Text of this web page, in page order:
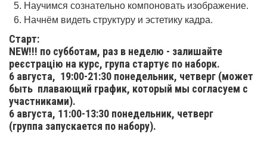
Научимся сознательно компоновать изображение.
Начнём видеть структуру и эстетику кадра.
Старт:
NEW!!! по субботам, раз в неделю - залишайте
реєстрацію на курс, група стартує по наборк.
6 августа, 19:00-21:30 понедельник, четверг (может
быть плавающий график, который мы согласуем с
участниками).
6 августа, 11:00-13:30 понедельник, четверг
(группа запускается по набору).